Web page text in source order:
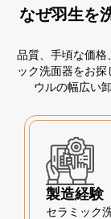
なぜ羽生を
品質、手頃な価格
ック洗面器をお
ウルの幅広い
製造経験
セラミック